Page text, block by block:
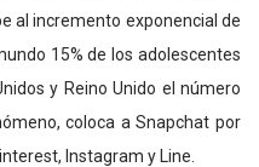
al incremento exponencial de
15% de los adolescentes
y Reino Unido el número
coloca a Snapchat por
Instagram y Line.